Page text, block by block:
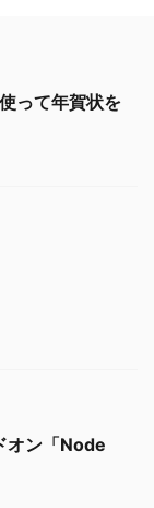
って年賀状を
オン「Node